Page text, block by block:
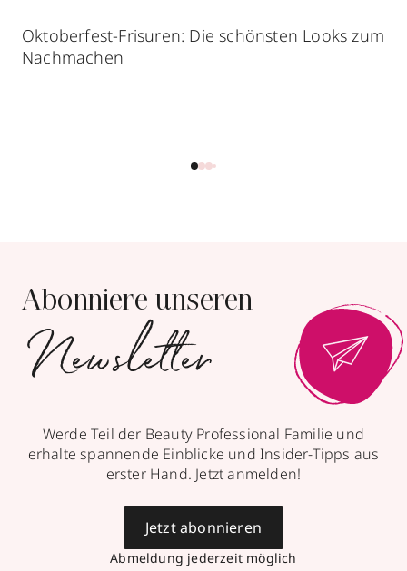
Oktoberfest-Frisuren: Die schönsten Looks zum
Nachmachen
Abonniere unseren
Newsletter
Werde Teil der Beauty Professional Familie und
erhalte spannende Einblicke und Insider-Tipps aus
erster Hand. Jetzt anmelden!
Abmeldung jederzeit möglich
Jetzt abonnieren